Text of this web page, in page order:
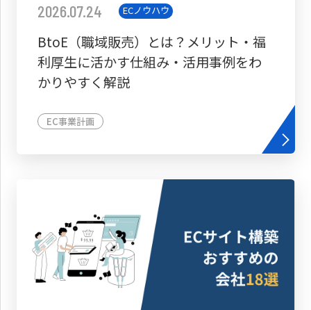
2026.07.24 ECノウハウ
BtoE（職域販売）とは？メリット・福
利厚生に活かす仕組み・活用事例をわ
かりやすく解説
EC事業計画